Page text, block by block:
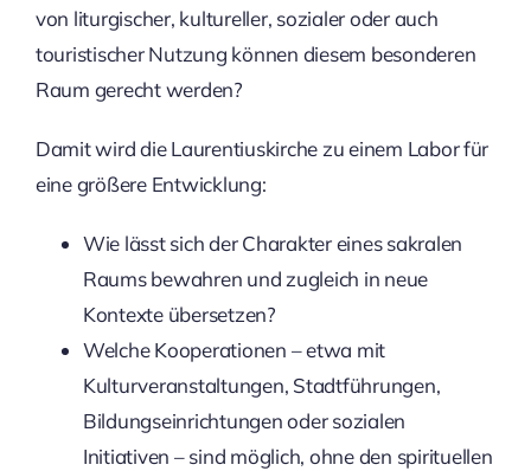
von liturgischer, kultureller, sozialer oder auch
touristischer Nutzung können diesem besonderen
Raum gerecht werden?
Damit wird die Laurentiuskirche zu einem Labor für
eine größere Entwicklung:
Wie lässt sich der Charakter eines sakralen
Raums bewahren und zugleich in neue
Kontexte übersetzen?
Welche Kooperationen – etwa mit
Kulturveranstaltungen, Stadtführungen,
Bildungseinrichtungen oder sozialen
Initiativen – sind möglich, ohne den spirituellen